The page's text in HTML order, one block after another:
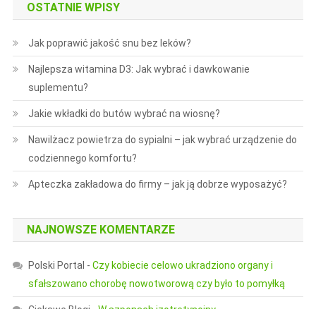
OSTATNIE WPISY
Jak poprawić jakość snu bez leków?
Najlepsza witamina D3: Jak wybrać i dawkowanie
suplementu?
Jakie wkładki do butów wybrać na wiosnę?
Nawilżacz powietrza do sypialni – jak wybrać urządzenie do
codziennego komfortu?
Apteczka zakładowa do firmy – jak ją dobrze wyposażyć?
NAJNOWSZE KOMENTARZE
Polski Portal - Czy kobiecie celowo ukradziono organy i
sfałszowano chorobę nowotworową czy było to pomyłką